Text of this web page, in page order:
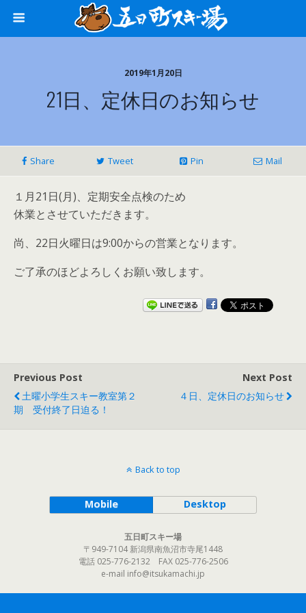
2019年1月20日
21日、定休日のお知らせ
Share Tweet Pin Mail
１月21日(月)、定期安全点検のため
休業とさせていただきます。
尚、22日火曜日は9:00からの営業となります。
ご了承のほどよろしくお願い致します。
Previous Post
土曜小学生スキー教室第２
期 受付終了日迫る！
Next Post
４日、定休日のお知らせ
Back to top
Mobile Desktop
五日町スキー場
〒949-7104 新潟県南魚沼市寺尾1448
電話 025-776-2132 FAX 025-776-2506
e-mail info@itsukamachi.jp